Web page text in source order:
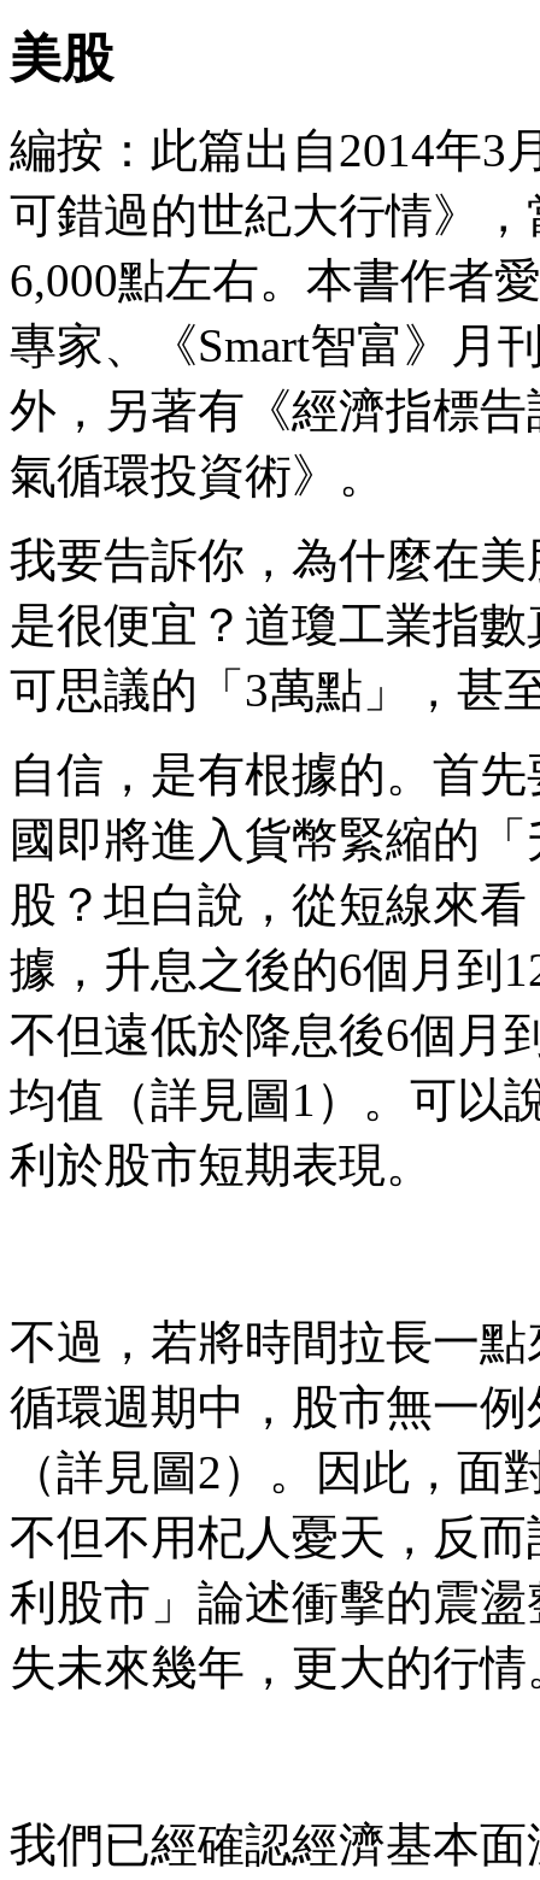
美股
編按：此篇出自2014年
可錯過的世紀大行情》
6,000點左右。本書作者
專家、《Smart智富》月
外，另著有《經濟指標
氣循環投資術》。
我要告訴你，為什麼在
是很便宜？道瓊工業指
可思議的「3萬點」，甚
自信，是有根據的。首
國即將進入貨幣緊縮的
股？坦白說，從短線來
據，升息之後的6個月到
不但遠低於降息後6個月
均值（詳見圖1）。可以
利於股市短期表現。
不過，若將時間拉長一
循環週期中，股市無一
（詳見圖2）。因此，
不但不用杞人憂天，反
利股市」論述衝擊的震
失未來幾年，更大的行情
我們已經確認經濟基本